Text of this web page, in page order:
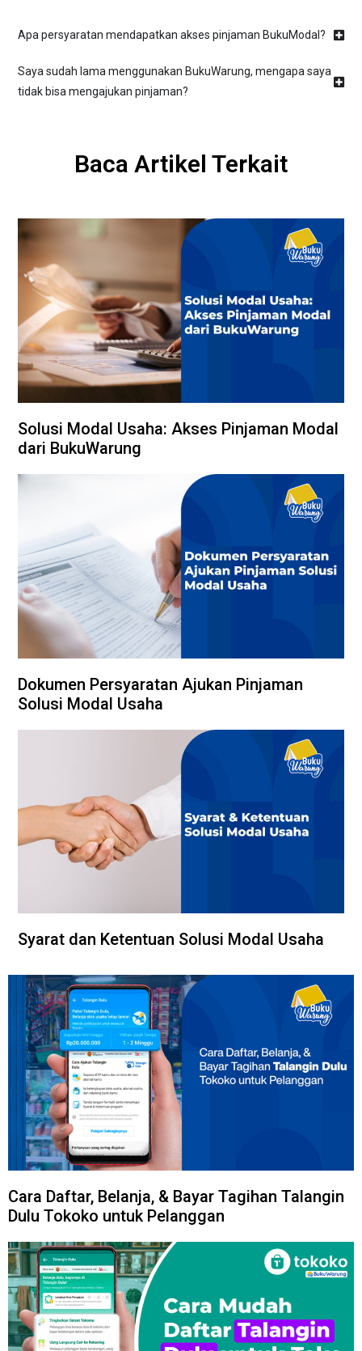
Apa persyaratan mendapatkan akses pinjaman BukuModal?
Saya sudah lama menggunakan BukuWarung, mengapa saya
tidak bisa mengajukan pinjaman?
Baca Artikel Terkait
Solusi Modal Usaha: Akses Pinjaman Modal
dari BukuWarung
Dokumen Persyaratan Ajukan Pinjaman
Solusi Modal Usaha
Syarat dan Ketentuan Solusi Modal Usaha
Cara Daftar, Belanja, & Bayar Tagihan Talangin
Dulu Tokoko untuk Pelanggan